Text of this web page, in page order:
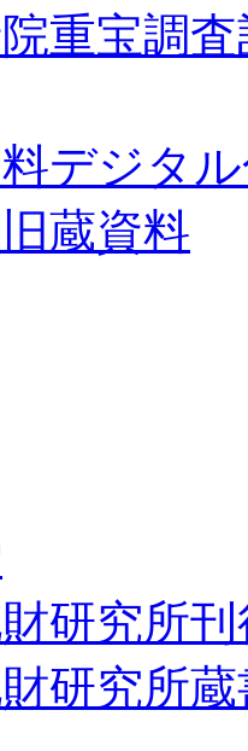
重宝調
デジタ
蔵資料
研究所
研究所